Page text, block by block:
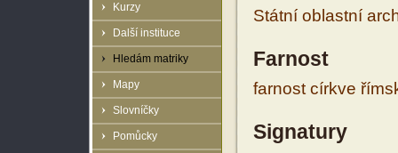
Kurzy
Další instituce
Hledám matriky
Mapy
Slovníčky
Pomůcky
Státní oblastní
Farnost
farnost církve
Signatury